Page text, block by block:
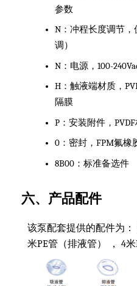
参数
N：冲程长度调节
调）
N：电源，100-
H：触液端材质，
隔膜
P：安装附件，
0：密封，FPM氟橡
8B00：标准备选件
六、产品配件
该泵配套提供的配件为
米PE管（排液管） ， 4米